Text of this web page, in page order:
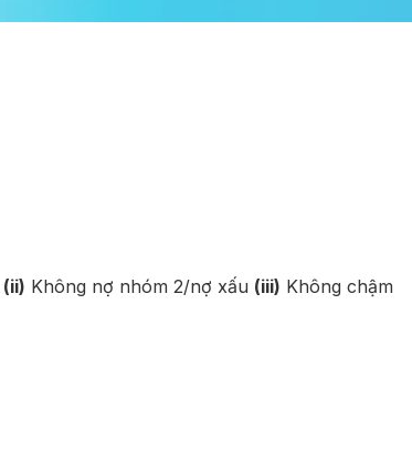
(ii) Không nợ nhóm 2/nợ xấu (iii) Không chậm